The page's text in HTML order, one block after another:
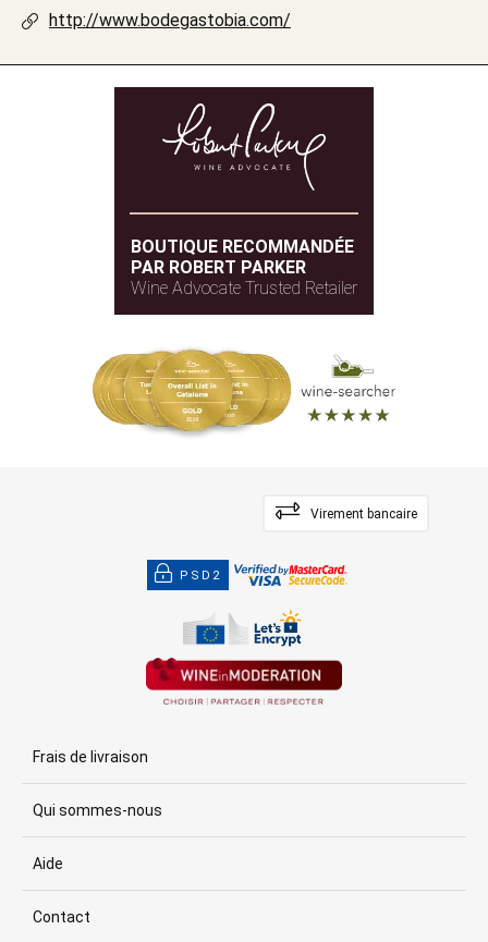
http://www.bodegastobia.com/
BOUTIQUE RECOMMANDÉE
PAR ROBERT PARKER
Wine Advocate Trusted Retailer
Virement bancaire
PSD2
Frais de livraison
Qui sommes-nous
Aide
Contact